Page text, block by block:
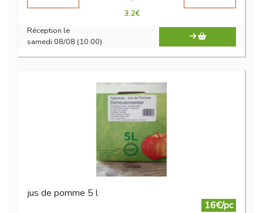
3.2€
Réception le
samedi 08/08 (10:00)
jus de pomme 5 l
16€/pc